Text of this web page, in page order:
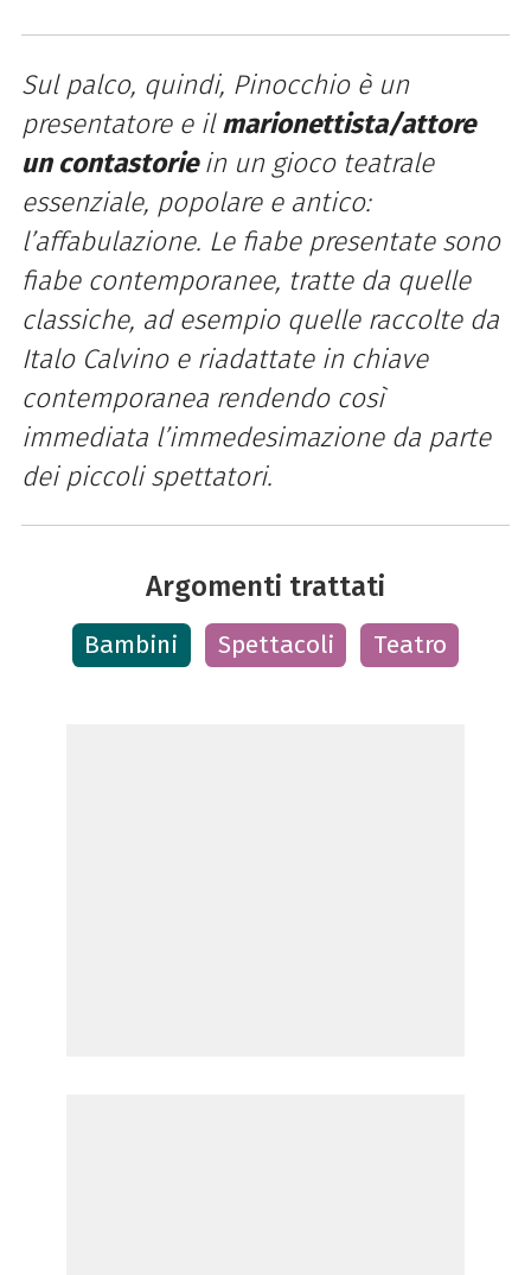
Sul palco, quindi, Pinocchio è un
presentatore e ilmarionettista/attore
un contastoriein un gioco teatrale
essenziale, popolare e antico:
l’affabulazione. Le fiabe presentate sono
fiabe contemporanee, tratte da quelle
classiche, ad esempio quelle raccolte da
Italo Calvino e riadattate in chiave
contemporanea rendendo così
immediata l’immedesimazione da parte
dei piccoli spettatori.
Argomenti trattati
Bambini Spettacoli Teatro